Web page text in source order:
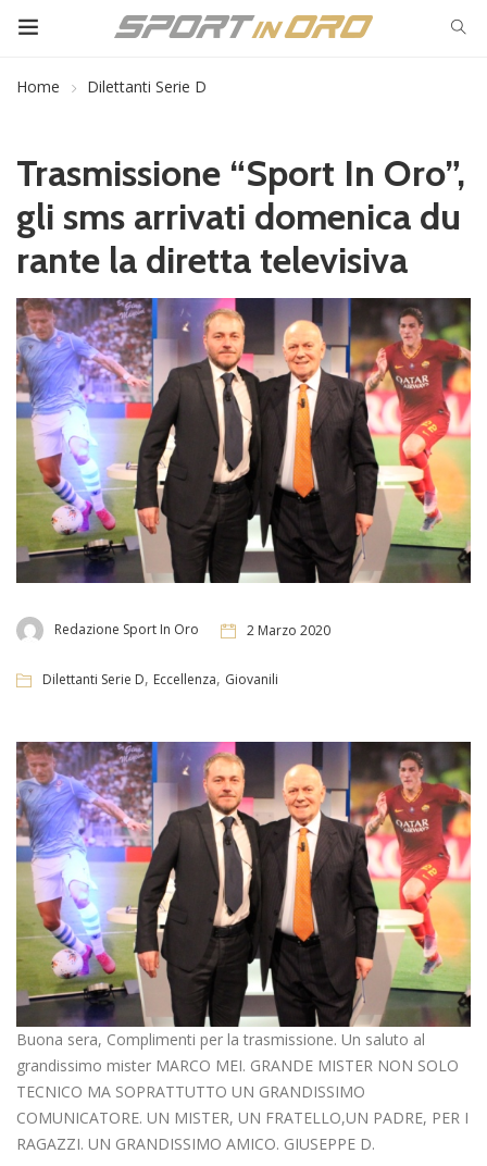
Home Dilettanti Serie D
Trasmissione “Sport In Oro”,
gli sms arrivati domenica du
rante la diretta televisiva
Redazione Sport In Oro 2 Marzo 2020
Dilettanti Serie D, Eccellenza, Giovanili
Buona sera, Complimenti per la trasmissione. Un saluto al
grandissimo mister MARCO MEI. GRANDE MISTER NON SOLO
TECNICO MA SOPRATTUTTO UN GRANDISSIMO
COMUNICATORE. UN MISTER, UN FRATELLO,UN PADRE, PER I
RAGAZZI. UN GRANDISSIMO AMICO. GIUSEPPE D.